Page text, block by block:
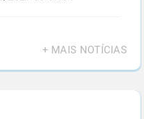
+ MAIS NOTÍCIAS